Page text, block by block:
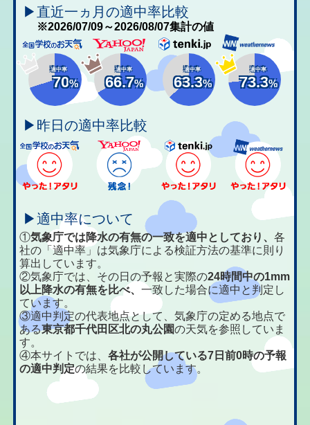
▶直近一ヵ月の適中率比較
※2026/07/09～2026/08/07集計の値
適中率
70%
適中率
66.7%
適中率
63.3%
適中率
73.3%
▶昨日の適中率比較
▶適中率について
①気象庁では降水の有無の一致を適中としており、各
社の「適中率」は気象庁による検証方法の基準に則り
算出しています。
②気象庁では、その日の予報と実際の24時間中の1mm
以上降水の有無を比べ、一致した場合に適中と判定し
ています。
③適中判定の代表地点として、気象庁の定める地点で
ある東京都千代田区北の丸公園の天気を参照していま
す。
④本サイトでは、各社が公開している7日前0時の予報
の適中判定の結果を比較しています。